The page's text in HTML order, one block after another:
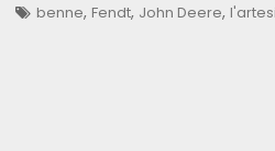
benne, Fendt, John Deere,